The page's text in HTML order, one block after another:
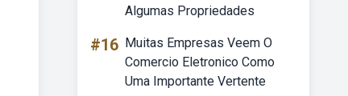
Algumas Propriedades
#16 Muitas Empresas Veem O
Comercio Eletronico Como
Uma Importante Vertente